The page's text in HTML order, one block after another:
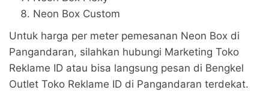
Neon Box Custom
Untuk harga per meter pemesanan Neon Box di
Pangandaran, silahkan hubungi Marketing Toko
Reklame ID atau bisa langsung pesan di Bengkel
Outlet Toko Reklame ID di Pangandaran terdekat.